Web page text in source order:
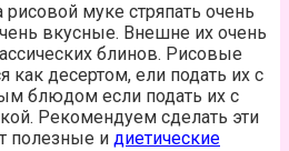
муке стряпать очень
вкусные. Внешне их очень
блинов. Рисовые
как десертом, ели подать их с
блюдом если подать их с
Рекомендуем сделать эти
полезные и диетические